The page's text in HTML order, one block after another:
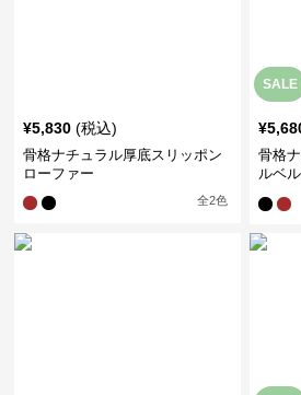
¥5,830 (税込)
骨格ナチュラル厚底スリッポン
ローファー
全2色
SALE
¥
骨格
ルベ